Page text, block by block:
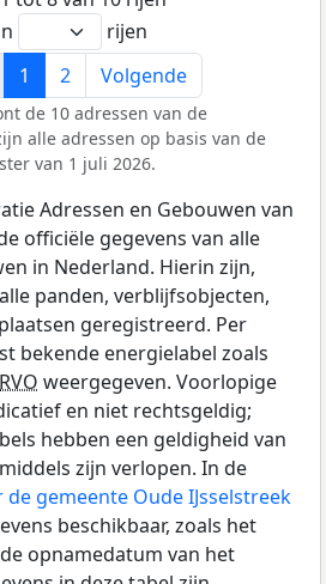
rijen
1 2 Volgende
de 10 adressen van de
alle adressen op basis van de
van 1 juli 2026.
Adressen en Gebouwen van
officiële gegevens van alle
in Nederland. Hierin zijn,
panden, verblijfsobjecten,
geregistreerd. Per
bekende energielabel zoals
RVO weergegeven. Voorlopige
en niet rechtsgeldig;
hebben een geldigheid van
zijn verlopen. In de
gemeente Oude IJsselstreek
beschikbaar, zoals het
opnamedatum van het